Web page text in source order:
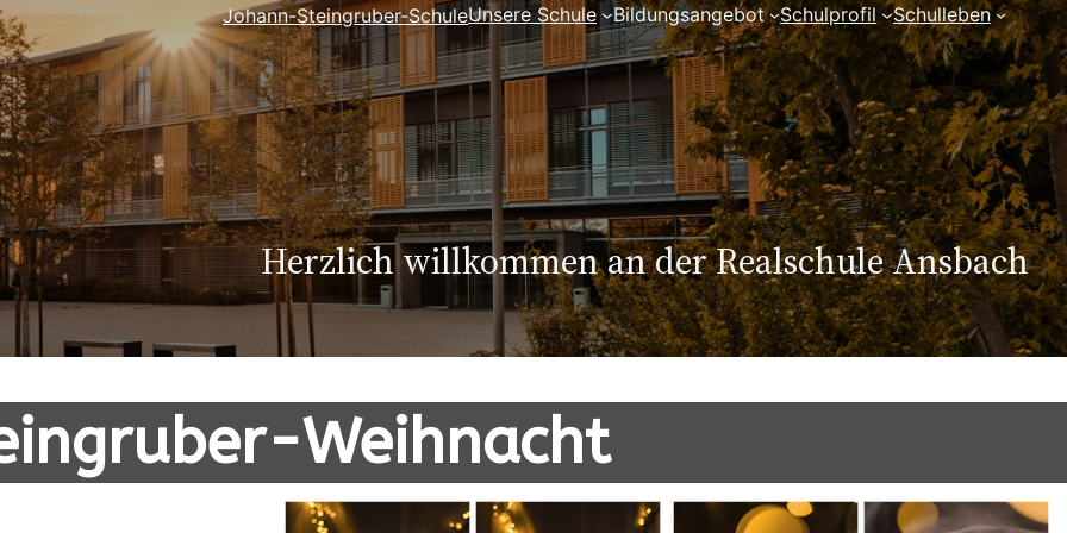
Johann-Steingruber-SchuleUnsere Schule Bildungsangebot Schulprofil Schulleben
Herzlich willkommen an der Realschule Ansbach
Weihnacht